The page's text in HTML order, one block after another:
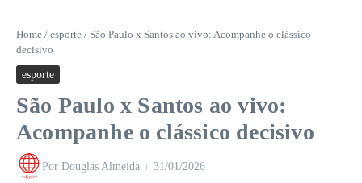
Home / esporte / São Paulo x Santos ao vivo: Acompanhe o clássico
decisivo
esporte
São Paulo x Santos ao vivo:
Acompanhe o clássico decisivo
Por Douglas Almeida 31/01/2026